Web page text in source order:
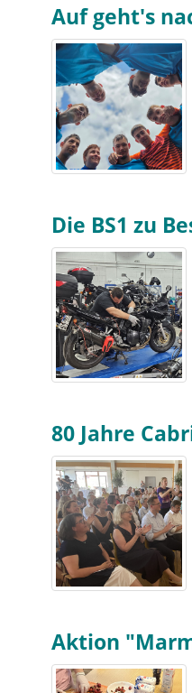
Auf geht's
Die BS1 zu
80 Jahre
Aktion